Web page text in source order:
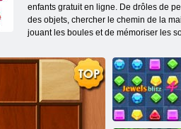
enfants gratuit en ligne. De drôles de
des objets, chercher le chemin de la
jouant les boules et de mémoriser les